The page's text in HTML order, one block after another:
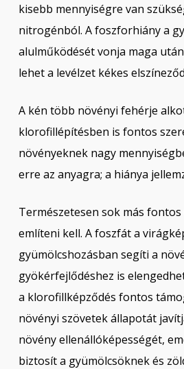
kisebb mennyiségre van
nitrogénból. A foszforhiány a
alulműködését vonja maga
lehet a levélzet kékes
A kén több növényi fehérje
klorofillépítésben is fontos
növényeknek nagy
erre az anyagra; a hiánya
Természetesen sok más
említeni kell. A foszfát a
gyümölcshozásban segíti a
gyökérfejlődéshez is
a klorofillképződés fontos
növényi szövetek állapotát
növény ellenállóképességét,
biztosít a gyümölcsöknek és